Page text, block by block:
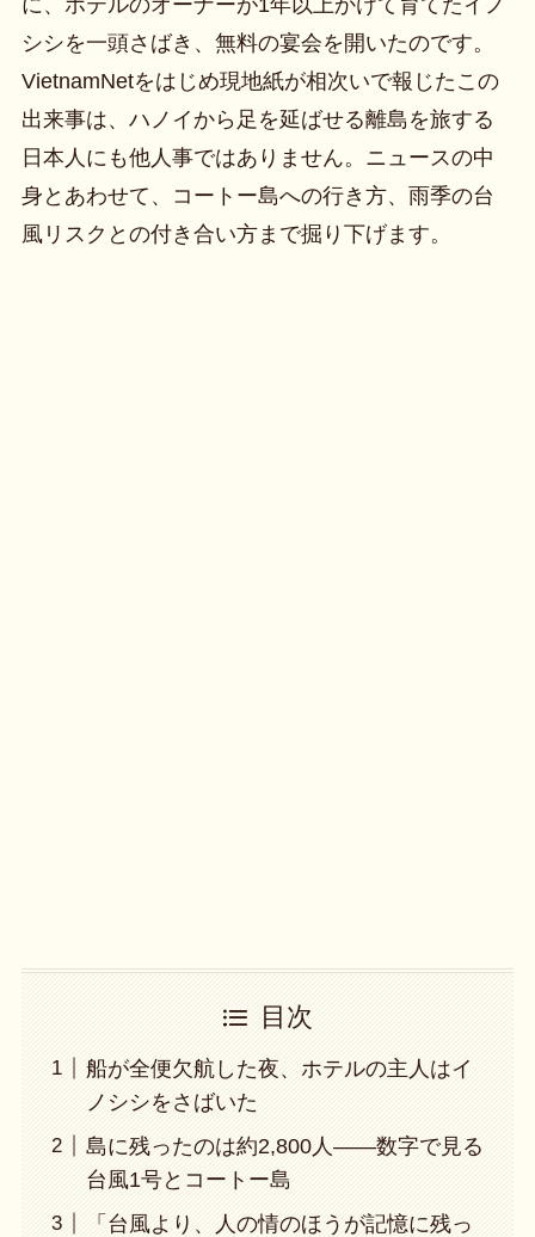
シシを一頭さばき、無料の宴会を開いたのです。
VietnamNetをはじめ現地紙が相次いで報じたこの
出来事は、ハノイから足を延ばせる離島を旅する
日本人にも他人事ではありません。ニュースの中
身とあわせて、コートー島への行き方、雨季の台
風リスクとの付き合い方まで掘り下げます。
目次
船が全便欠航した夜、ホテルの主人はイ
ノシシをさばいた
島に残ったのは約2,800人——数字で見る
台風1号とコートー島
「台風より、人の情のほうが記憶に残っ